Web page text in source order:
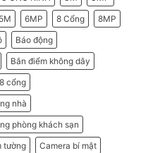
5M 6MP 8 Cổng
8MP
Báo động
Bắn điểm không dây
cổng
nhà
phòng khách sạn
tường
Camera bí mật